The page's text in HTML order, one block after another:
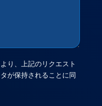
り、上記のリクエスト
が保持されることに同